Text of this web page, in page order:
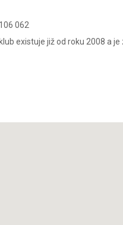
062
existuje již od roku 2008 a